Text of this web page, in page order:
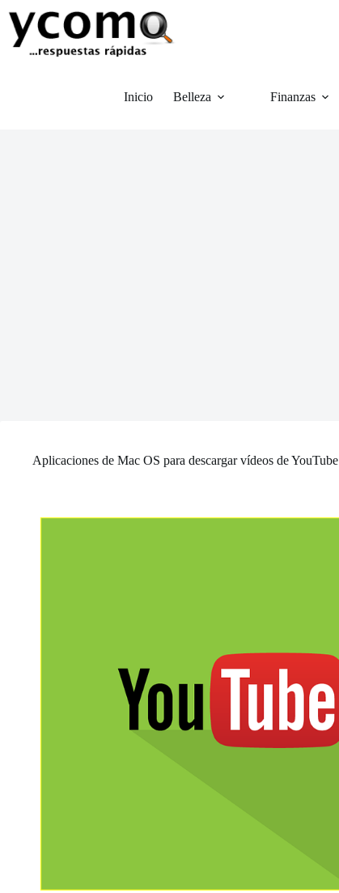
contenido
Inicio Belleza Finanzas
Aplicaciones de Mac OS para descargar vídeos de YouTube